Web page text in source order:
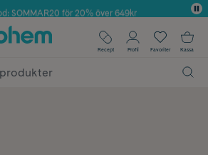
Butik 2025 inom Skönhet
SOMMAR20 för 20% över 649kr
✓ Fri frakt
✓ Poäng på alla köp*
Recept Profil Favoriter Kassa